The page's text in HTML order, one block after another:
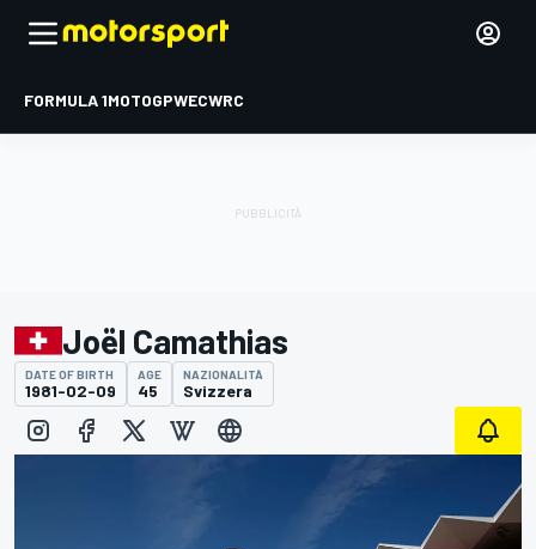
FORMULA 1MOTOGPWECWRC
Joël Camathias
DATE OF BIRTH
1981-02-09
AGE
45
NAZIONALITÀ
Svizzera